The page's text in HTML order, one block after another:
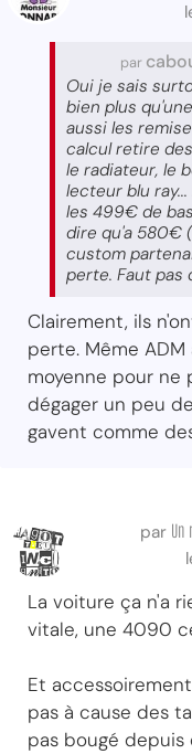
par
Oui je sais
bien plus
aussi les
calcul retire
le radiateur, le
lecteur blu
les 499€ de
dire qu'a 580€
custom
perte. Faut pas
Clairement, ils
perte. Même
moyenne pour ne
dégager un peu
gavent comme
par Un
La voiture ça n'a
vitale, une 4090
Et
pas à cause des
pas bougé